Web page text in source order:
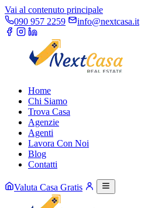
Vai al contenuto principale
090 957 2259
info@nextcasa.it
Home
Chi Siamo
Trova Casa
Agenzie
Agenti
Lavora Con Noi
Blog
Contatti
Valuta Casa Gratis